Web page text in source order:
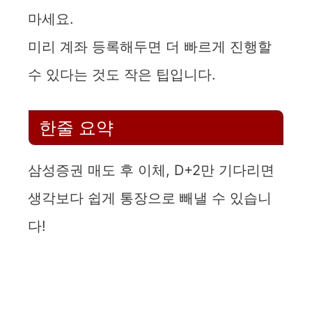
마세요.
미리 계좌 등록해두면 더 빠르게 진행할
수 있다는 것도 작은 팁입니다.
한줄 요약
삼성증권 매도 후 이체, D+2만 기다리면
생각보다 쉽게 통장으로 빼낼 수 있습니
다!